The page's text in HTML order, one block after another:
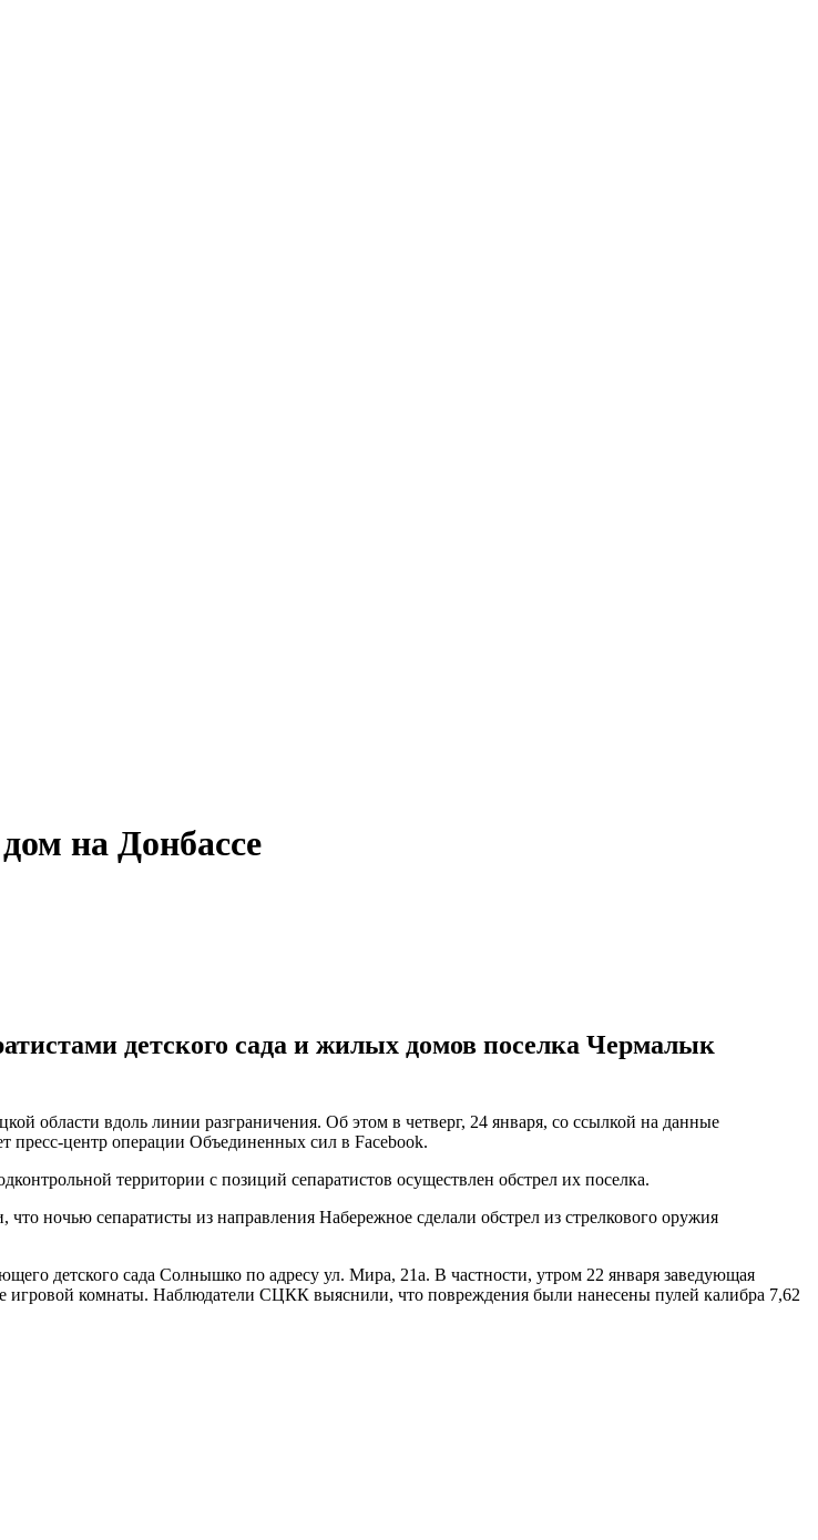
на Донбассе
детского сада и жилых домов поселка Чермалык
области вдоль линии разграничения. Об этом в четверг, 24 января, со ссылкой на данные
пресс-центр операции Объединенных сил в Facebook.
территории с позиций сепаратистов осуществлен обстрел их поселка.
ночью сепаратисты из направления Набережное сделали обстрел из стрелкового оружия
детского сада Солнышко по адресу ул. Мира, 21а. В частности, утром 22 января заведующая
игровой комнаты. Наблюдатели СЦКК выяснили, что повреждения были нанесены пулей калибра 7,62